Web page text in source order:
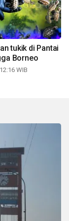
tukik di Pantai
Borneo
WIB